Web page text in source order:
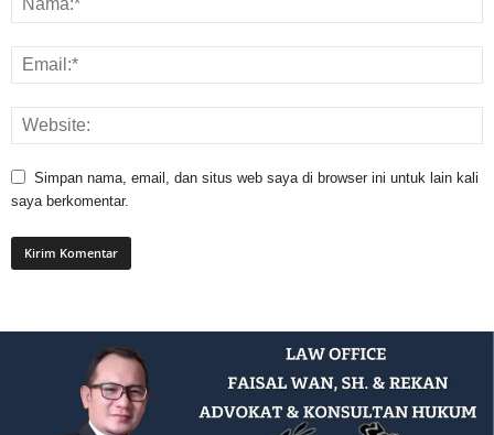
Simpan nama, email, dan situs web saya di browser ini untuk lain kali
saya berkomentar.